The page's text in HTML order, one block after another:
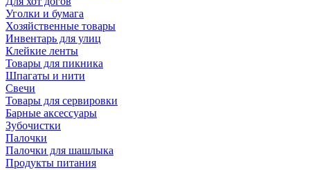
Уголки и бумага
Хозяйственные товары
Инвентарь для улиц
Клейкие ленты
Товары для пикника
Шпагаты и нити
Свечи
Товары для сервировки
Барные аксессуары
Зубочистки
Палочки
Палочки для шашлыка
Продукты питания